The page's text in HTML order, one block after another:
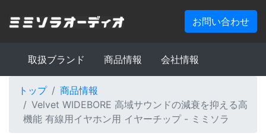
お問い合わせ
取扱ブランド 商品情報 会社情報
トップ
商品情報
Velvet WIDEBORE 高域サウンドの減衰を抑える高
機能 有線用イヤホン用 イヤーチップ - ミミソラ